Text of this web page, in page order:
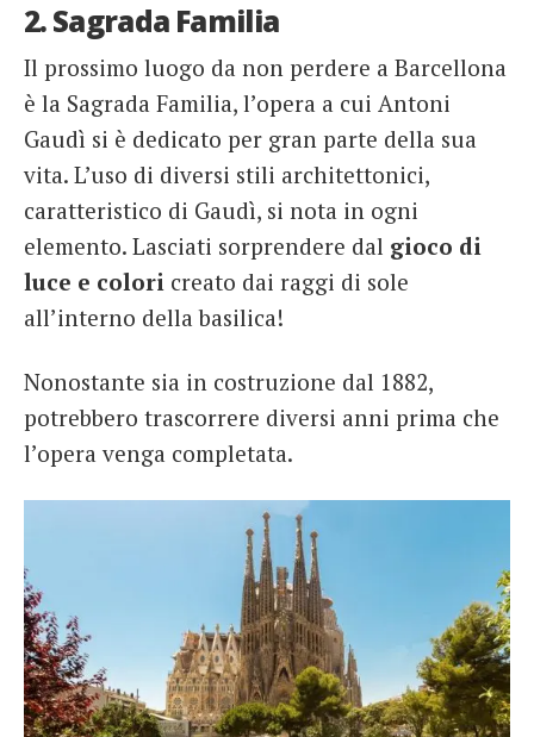
2. Sagrada Familia
Il prossimo luogo da non perdere a Barcellona
è la Sagrada Familia, l’opera a cui Antoni
Gaudì si è dedicato per gran parte della sua
vita. L’uso di diversi stili architettonici,
caratteristico di Gaudì, si nota in ogni
elemento. Lasciati sorprendere dal gioco di
luce e colori creato dai raggi di sole
all’interno della basilica!
Nonostante sia in costruzione dal 1882,
potrebbero trascorrere diversi anni prima che
l’opera venga completata.